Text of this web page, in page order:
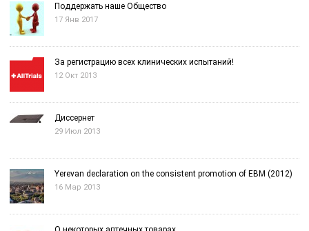
Поддержать наше Общество
17 Янв 2017
За регистрацию всех клинических испытаний!
12 Окт 2013
Диссернет
29 Июл 2013
Yerevan declaration on the consistent promotion of EBM (2012)
16 Мар 2013